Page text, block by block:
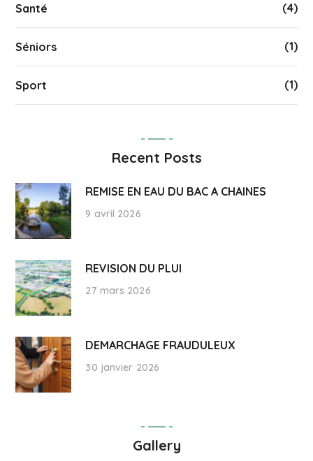
Santé (4)
Séniors (1)
Sport (1)
Recent Posts
REMISE EN EAU DU BAC A CHAINES
9 avril 2026
REVISION DU PLUI
27 mars 2026
DEMARCHAGE FRAUDULEUX
30 janvier 2026
Gallery